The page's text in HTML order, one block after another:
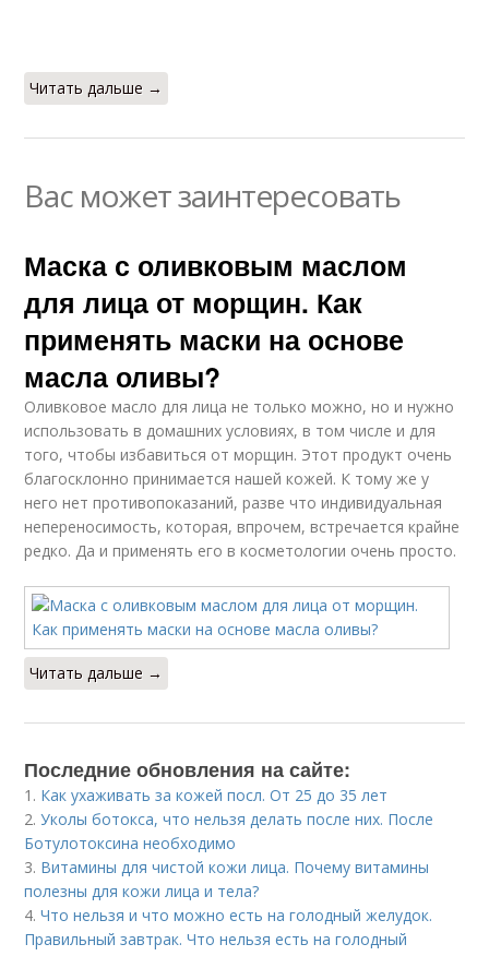
Читать дальше →
Вас может заинтересовать
Маска с оливковым маслом
для лица от морщин. Как
применять маски на основе
масла оливы?
Оливковое масло для лица не только можно, но и нужно
использовать в домашних условиях, в том числе и для
того, чтобы избавиться от морщин. Этот продукт очень
благосклонно принимается нашей кожей. К тому же у
него нет противопоказаний, разве что индивидуальная
непереносимость, которая, впрочем, встречается крайне
редко. Да и применять его в косметологии очень просто.
Читать дальше →
Последние обновления на сайте:
1. Как ухаживать за кожей посл. От 25 до 35 лет
2.Уколы ботокса, что нельзя делать после них. После
Ботулотоксина необходимо
3. Витамины для чистой кожи лица. Почему витамины
полезны для кожи лица и тела?
4.Что нельзя и что можно есть на голодный желудок.
Правильный завтрак. Что нельзя есть на голодный